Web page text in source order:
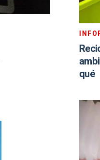
qué